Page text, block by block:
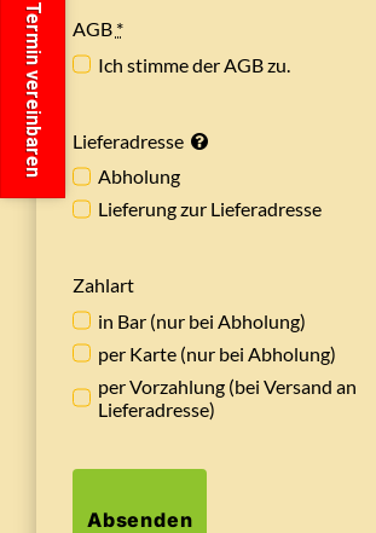
AGB *
Ich stimme der AGB zu.
Lieferadresse
Abholung
Lieferung zur Lieferadresse
Zahlart
in Bar (nur bei Abholung)
per Karte (nur bei Abholung)
per Vorzahlung (bei Versand an
Lieferadresse)
Absenden
Termin vereinbaren